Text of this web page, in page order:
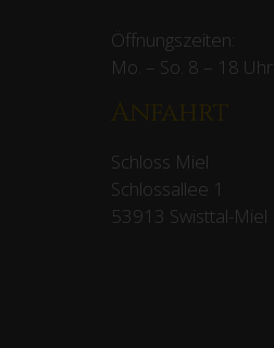
Öffnungszeiten:
Mo. – So. 8 – 18 Uhr
Anfahrt
Schloss Miel
Schlossallee 1
53913 Swisttal-Miel